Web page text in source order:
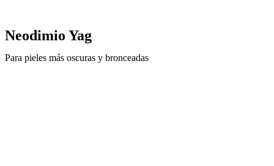
Neodimio Yag
Para pieles más oscuras y bronceadas